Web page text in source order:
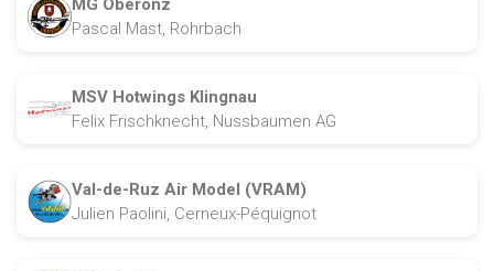
MG Oberönz
Pascal Mast, Rohrbach
MSV Hotwings Klingnau
Felix Frischknecht, Nussbaumen AG
Val-de-Ruz Air Model (VRAM)
Julien Paolini, Cerneux-Péquignot